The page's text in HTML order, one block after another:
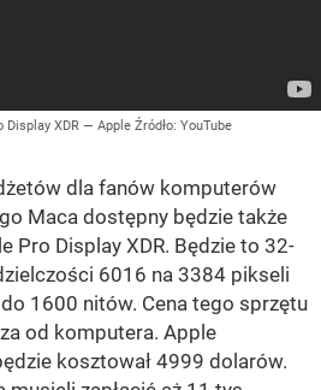
Display XDR — Apple Źródło: YouTube
dla fanów komputerów
Maca dostępny będzie także
Pro Display XDR. Będzie to 32-
6016 na 3384 pikseli
1600 nitów. Cena tego sprzętu
od komputera. Apple
kosztował 4999 dolarów.